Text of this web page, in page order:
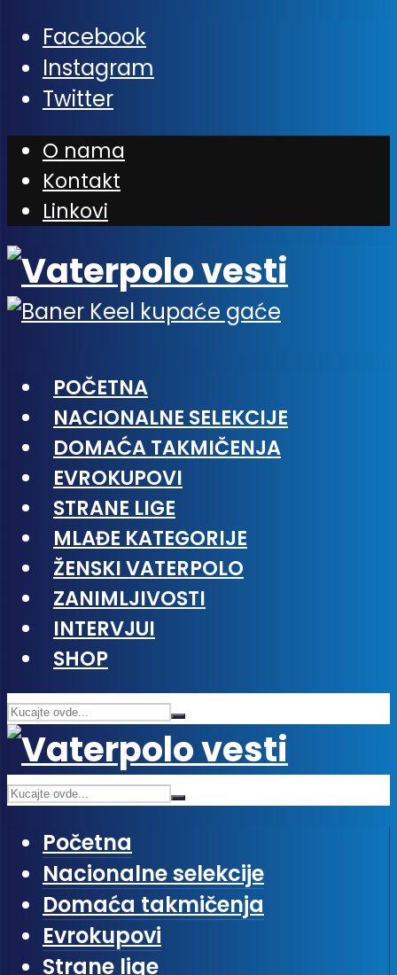
Facebook
Instagram
Twitter
O nama
Kontakt
Linkovi
POČETNA
NACIONALNE SELEKCIJE
DOMAĆA TAKMIČENJA
EVROKUPOVI
STRANE LIGE
MLAĐE KATEGORIJE
ŽENSKI VATERPOLO
ZANIMLJIVOSTI
INTERVJUI
SHOP
Početna
Nacionalne selekcije
Domaća takmičenja
Evrokupovi
Strane lige